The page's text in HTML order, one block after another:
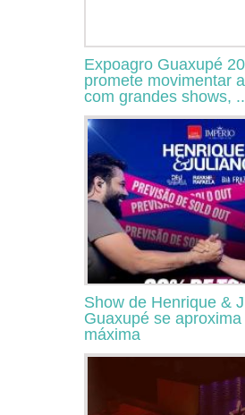
Expoagro Guaxupé
promete movimentar
com grandes shows,
Show de Henrique &
Guaxupé se
máxima